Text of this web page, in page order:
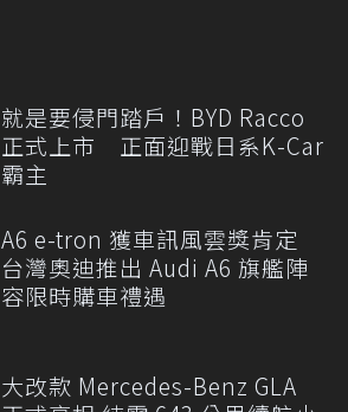
就是要侵門踏戶！BYD Racco
正式上市 正面迎戰日系K-Car
霸主
A6 e-tron 獲車訊風雲獎肯定
台灣奧迪推出 Audi A6 旗艦陣
容限時購車禮遇
大改款 Mercedes-Benz GLA